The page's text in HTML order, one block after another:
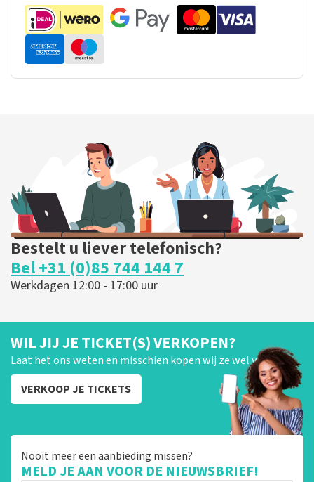
Bestelt u liever telefonisch?
Bel +31 (0)85 744 144 7
Werkdagen 12:00 - 17:00 uur
WIL JIJ JE TICKET(S) VERKOPEN?
Laat het ons weten en misschien kopen wij ze wel van je!
VERKOOP JE TICKETS
Nooit meer een aanbieding missen?
MELD JE AAN VOOR DE NIEUWSBRIEF!